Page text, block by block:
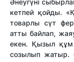
Әнеугүні
кетпей қойды.
товарлы сүт
атты байлап,
екен. Қызыл құм
созылып жатыр.